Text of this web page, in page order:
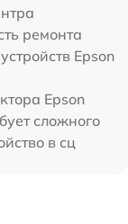
ремонта
Epson
Epson
сложного
в сц